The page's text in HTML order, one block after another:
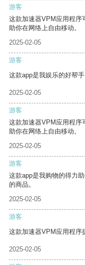
游客
这款加速器VPM应用程序
助你在网络上自由移动。
2025-02-05
游客
这款app是我娱乐的好帮
2025-02-05
游客
这款加速器VPM应用程序
助你在网络上自由移动。
2025-02-05
游客
这款app是我购物的得力
的商品。
2025-02-05
游客
这款加速器VPM应用程序
2025-02-05